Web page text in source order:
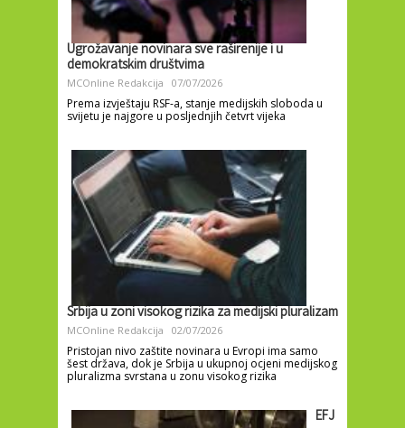
Ugrožavanje novinara sve raširenije i u
demokratskim društvima
MCOnline Redakcija 07/07/2026
Prema izvještaju RSF-a, stanje medijskih sloboda u
svijetu je najgore u posljednjih četvrt vijeka
Srbija u zoni visokog rizika za medijski pluralizam
MCOnline Redakcija 02/07/2026
Pristojan nivo zaštite novinara u Evropi ima samo
šest država, dok je Srbija u ukupnoj ocjeni medijskog
pluralizma svrstana u zonu visokog rizika
EFJ